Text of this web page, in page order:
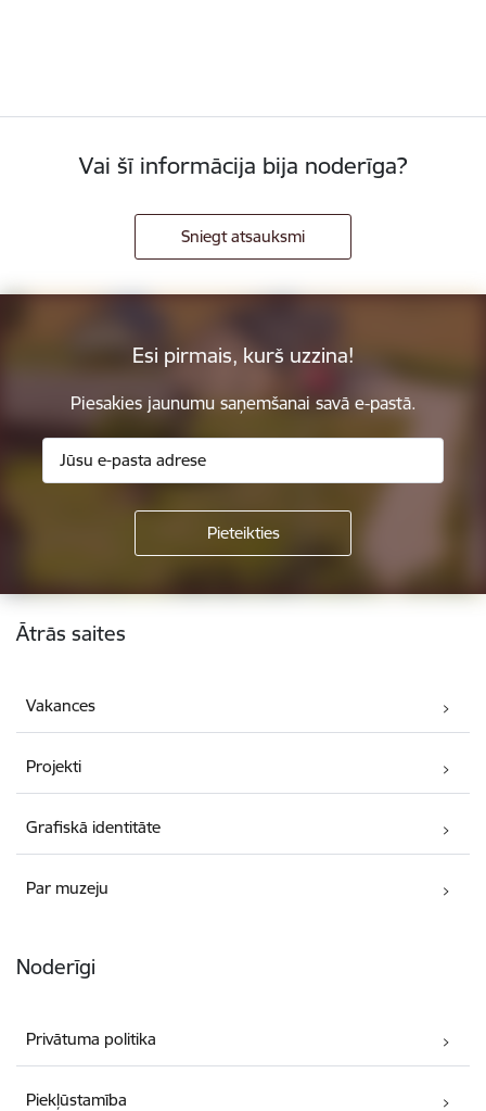
Vai šī informācija bija noderīga?
Sniegt atsauksmi
Esi pirmais, kurš uzzina!
Piesakies jaunumu saņemšanai savā e-pastā.
Kājene
Ātrās saites
Vakances
Projekti
Grafiskā identitāte
Par muzeju
Noderīgi
Privātuma politika
Piekļūstamība